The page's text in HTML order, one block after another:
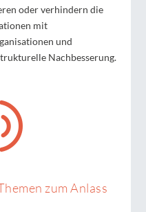
oder verhindern die
mit
und
Nachbesserung.
zum Anlass